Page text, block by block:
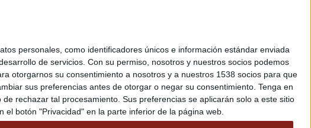
personales, como identificadores únicos e información estándar enviada
de servicios. Con su permiso, nosotros y nuestros socios podemos
otorgarnos su consentimiento a nosotros y a nuestros 1538 socios para que
sus preferencias antes de otorgar o negar su consentimiento. Tenga en
rechazar tal procesamiento. Sus preferencias se aplicarán solo a este sitio
botón "Privacidad" en la parte inferior de la página web.